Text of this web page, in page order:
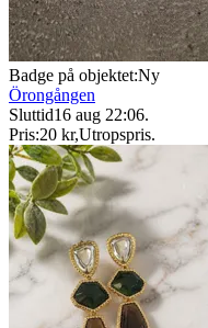
Badge på objektet:Ny
Örongången
Sluttid16 aug 22:06.
Pris:20 kr,Utropspris.